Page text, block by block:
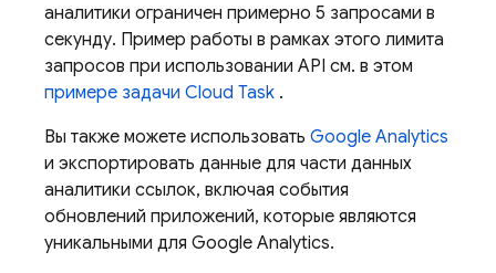
аналитики ограничен примерно 5 запросами в
секунду. Пример работы в рамках этого лимита
запросов при использовании API см. в этом
примере задачи Cloud Task .
Вы также можете использовать Google Analytics
и экспортировать данные для части данных
аналитики ссылок, включая события
обновлений приложений, которые являются
уникальными для Google Analytics.